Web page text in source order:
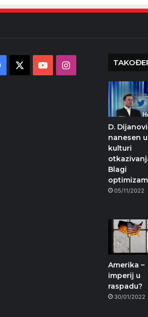
Facebook YouTubeInstagram
D.
nanesen
kulturi
Blagi
05/11/2022
Amerika –
imperij u
raspadu?
30/01/2022